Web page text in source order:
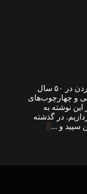
همان گونه که روش، شیوه‌ و ماهیت کار کردن در ۵۰ سال
و چهارچوب‌های
نوشته به
در گذشته
سپید و ...